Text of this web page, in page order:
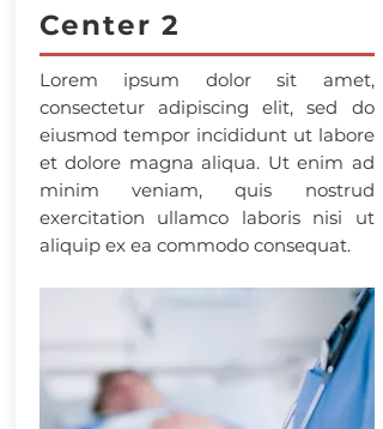
Center 2
Lorem ipsum dolor sit amet,
consectetur adipiscing elit, sed do
eiusmod tempor incididunt ut labore
et dolore magna aliqua. Ut enim ad
minim veniam, quis nostrud
exercitation ullamco laboris nisi ut
aliquip ex ea commodo consequat.